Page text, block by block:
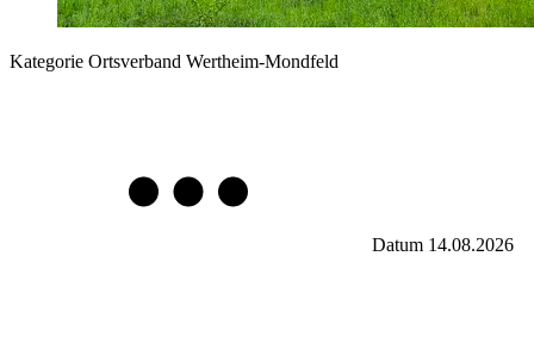
Kategorie Ortsverband Wertheim-Mondfeld
Datum 14.08.2026